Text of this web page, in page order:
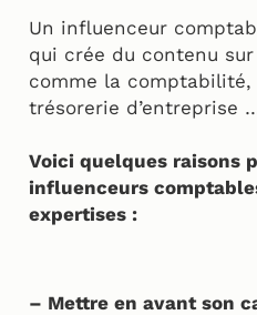
Un influenceur
qui crée du contenu
comme la
trésorerie d’entreprise
Voici quelques raisons
influenceurs
expertises :
– Mettre en avant son